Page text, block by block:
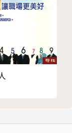
排教父之稱的
使食材的味道
一星的「Dan
，其牛肉料理
將老菜色的風
精進四大料
料理
你的私人廚
台灣當地的米